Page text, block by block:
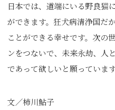
日本では、道端にいる野良猫
ができます。狂犬病清浄国だ
ことができる幸せです。次の
ンをつないで、未来永劫、人
であって欲しいと願っています
文／柿川鮎子